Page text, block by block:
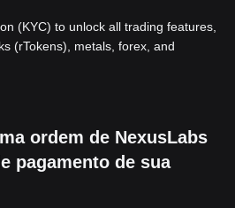
(KYC) to unlock all trading features,
(rTokens), metals, forex, and
ordem de NexusLabs
pagamento de sua